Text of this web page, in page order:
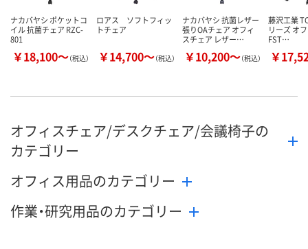
ナカバヤシ ポケットコ
イル 抗菌チェア RZC-
801
￥18,100～（税込）
ロアス ソフトフィッ
トチェア
￥14,700～（税込）
ナカバヤシ 抗菌レザー
張りOAチェア オフィ
スチェア レザー…
￥10,200～（税込）
藤沢工業
リーズ オ
FST…
￥
オフィスチェア/デスクチェア/会議椅子の
カテゴリー
オフィス用品のカテゴリー
作業・研究用品のカテゴリー